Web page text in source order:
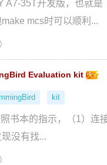
A7-35T开发版，也就
mcs时可以顺利...
Evaluation kit
kit
书本的指示，（1）连
没有找...